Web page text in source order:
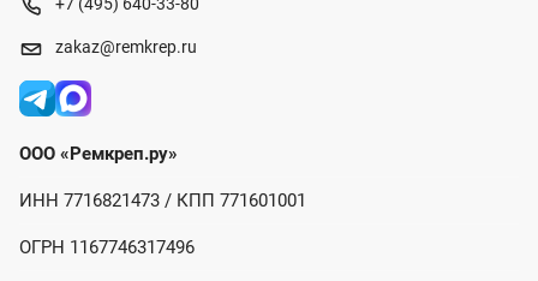
+7 (495) 640-33-80
zakaz@remkrep.ru
ООО «Ремкреп.ру»
ИНН 7716821473 / КПП 771601001
ОГРН 1167746317496